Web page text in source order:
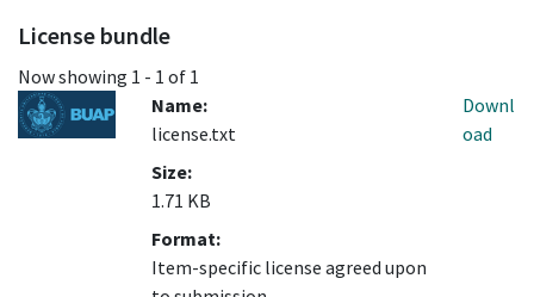
License bundle
Now showing 1 - 1 of 1
Name:
license.txt
Size:
1.71 KB
Format:
Item-specific license agreed upon
Downl
oad